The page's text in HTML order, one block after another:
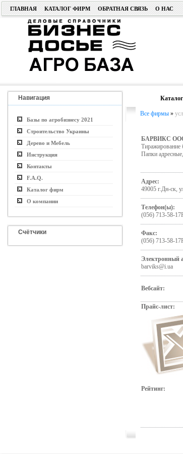
ГЛАВНАЯ КАТАЛОГ ФИРМ ОБРАТНАЯ СВЯЗЬ О НАС
Навигация
Базы по агробизнесу 2021
Строительство Украины
Дерево и Мебель
Инструкция
Контакты
F.A.Q.
Каталог фирм
О компании
Счётчики
Все фирмы»
БАРВИКС
Тиражирование
Папки
Адрес:
49005 г.Дн-ск,
Телефон(ы):
(056) 713-58-
Факс:
(056) 713-58-
Электронный
barviks@i.ua
Вебсайт:
Прайс-лист:
Рейтинг: